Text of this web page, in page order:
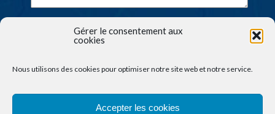
Gérer le consentement aux
cookies
Nous utilisons des cookies pour optimiser notre site web et notre service.
Accepter les cookies